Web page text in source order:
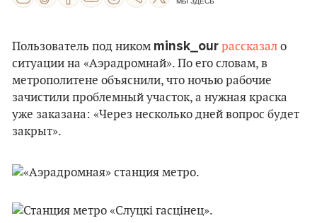
Пользователь под ником minsk_our рассказал о
ситуации на «Аэрадромнай». По его словам, в
метрополитене объяснили, что ночью рабочие
зачистили проблемный участок, а нужная краска
уже заказана: «Через несколько дней вопрос будет
закрыт».